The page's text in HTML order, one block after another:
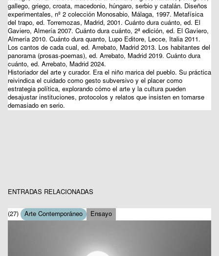
gallego, griego, croata, macedonio, húngaro, serbio y catalán. Diseños
experimentales, nº 2 colección Monosabio, Málaga, 1997. Metafísica
del trapo, ed. Torremozas, Madrid, 2001. Cuánto dura cuánto, ed. El
Gaviero, Almería 2007. Cuánto dura cuánto, 2ª edición, ed. El Gaviero,
Almería 2010. Cuánto dura quanto, Lupo Editore, Lecce, Italia 2011.
Los cantos de cada cual, ed. Arrebato, Madrid 2013. Los habitantes del
panorama (prosas-poemas), ed. Arrebato, Madrid 2019. Cuánto dura
cuánto, ed. Arrebato, Madrid 2024.
Historiador del arte y curador. Era el niño marica del pueblo. Su práctica
reivindica el cuidado como gesto subversivo y el placer como
estrategia política, explorando cómo el arte y la cultura pueden
desajustar instituciones, protocolos y relatos que insisten en tomarse
demasiado en serio.
ENTRADAS RELACIONADAS
(27) Arte Contemporáneo Ensayo